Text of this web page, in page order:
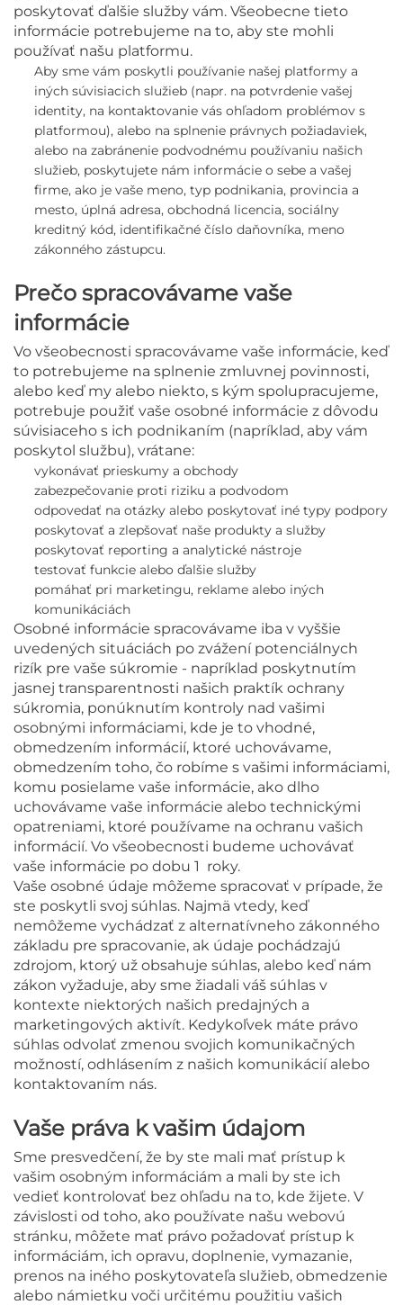
poskytovať ďalšie služby vám. Všeobecne tieto
informácie potrebujeme na to, aby ste mohli
používať našu platformu.
Aby sme vám poskytli používanie našej platformy a
iných súvisiacich služieb (napr. na potvrdenie vašej
identity, na kontaktovanie vás ohľadom problémov s
platformou), alebo na splnenie právnych požiadaviek,
alebo na zabránenie podvodnému používaniu našich
služieb, poskytujete nám informácie o sebe a vašej
firme, ako je vaše meno, typ podnikania, provincia a
mesto, úplná adresa, obchodná licencia, sociálny
kreditný kód, identifikačné číslo daňovníka, meno
zákonného zástupcu.
Prečo spracovávame vaše
informácie
Vo všeobecnosti spracovávame vaše informácie, keď
to potrebujeme na splnenie zmluvnej povinnosti,
alebo keď my alebo niekto, s kým spolupracujeme,
potrebuje použiť vaše osobné informácie z dôvodu
súvisiaceho s ich podnikaním (napríklad, aby vám
poskytol službu), vrátane:
vykonávať prieskumy a obchody
zabezpečovanie proti riziku a podvodom
odpovedať na otázky alebo poskytovať iné typy podpory
poskytovať a zlepšovať naše produkty a služby
poskytovať reporting a analytické nástroje
testovať funkcie alebo ďalšie služby
pomáhať pri marketingu, reklame alebo iných
komunikáciách
Osobné informácie spracovávame iba v vyššie
uvedených situáciách po zvážení potenciálnych
rizík pre vaše súkromie - napríklad poskytnutím
jasnej transparentnosti našich praktík ochrany
súkromia, ponúknutím kontroly nad vašimi
osobnými informáciami, kde je to vhodné,
obmedzením informácií, ktoré uchovávame,
obmedzením toho, čo robíme s vašimi informáciami,
komu posielame vaše informácie, ako dlho
uchovávame vaše informácie alebo technickými
opatreniami, ktoré používame na ochranu vašich
informácií. Vo všeobecnosti budeme uchovávať
vaše informácie po dobu 1 roky.
Vaše osobné údaje môžeme spracovať v prípade, že
ste poskytli svoj súhlas. Najmä vtedy, keď
nemôžeme vychádzať z alternatívneho zákonného
základu pre spracovanie, ak údaje pochádzajú
zdrojom, ktorý už obsahuje súhlas, alebo keď nám
zákon vyžaduje, aby sme žiadali váš súhlas v
kontexte niektorých našich predajných a
marketingových aktivít. Kedykoľvek máte právo
súhlas odvolať zmenou svojich komunikačných
možností, odhlásením z našich komunikácií alebo
kontaktovaním nás.
Vaše práva k vašim údajom
Sme presvedčení, že by ste mali mať prístup k
vašim osobným informáciám a mali by ste ich
vedieť kontrolovať bez ohľadu na to, kde žijete. V
závislosti od toho, ako používate našu webovú
stránku, môžete mať právo požadovať prístup k
informáciám, ich opravu, doplnenie, vymazanie,
prenos na iného poskytovateľa služieb, obmedzenie
alebo námietku voči určitému použitiu vašich